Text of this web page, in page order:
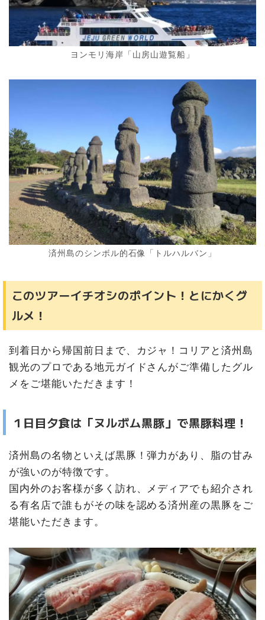
ヨンモリ海岸「山房山遊覧船」
済州島のシンボル的石像「トルハルバン」
このツアーイチオシのポイント！とにかくグ
ルメ！
到着日から帰国前日まで、カジャ！コリアと済州島
観光のプロである地元ガイドさんがご準備したグル
メをご堪能いただきます！
１日目夕食は「ヌルボム黒豚」で黒豚料理！
済州島の名物といえば黒豚！弾力があり、脂の甘み
が強いのが特徴です。
国内外のお客様が多く訪れ、メディアでも紹介され
る有名店で誰もがその味を認める済州産の黒豚をご
堪能いただきます。